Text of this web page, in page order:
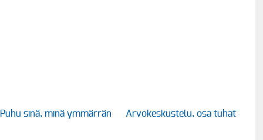
Puhu sinä, minä ymmärrän Arvokeskustelu, osa tuhat